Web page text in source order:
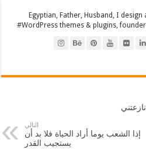
Egyptian, Father, Husband, I design
#WordPress themes & plugins,
التالي
إذا الشعب يوما أراد الحياة فلا بد أن
يستجيب القدر